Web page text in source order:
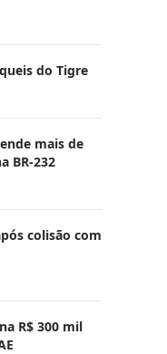
do Tigre
mais de
BR-232
colisão com
R$ 300 mil